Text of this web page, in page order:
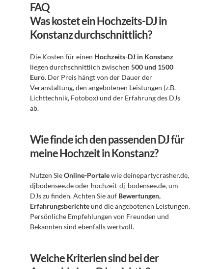
FAQ
Was kostet ein Hochzeits-DJ in
Konstanz durchschnittlich?
Die Kosten für einen Hochzeits-DJ in Konstanz
liegen durchschnittlich zwischen 500 und 1500
Euro. Der Preis hängt von der Dauer der
Veranstaltung, den angebotenen Leistungen (z.B.
Lichttechnik, Fotobox) und der Erfahrung des DJs
ab.
Wie finde ich den passenden DJ für
meine Hochzeit in Konstanz?
Nutzen Sie Online-Portale wie deinepartycrasher.de,
djbodensee.de oder hochzeit-dj-bodensee.de, um
DJs zu finden. Achten Sie auf Bewertungen,
Erfahrungsberichte und die angebotenen Leistungen.
Persönliche Empfehlungen von Freunden und
Bekannten sind ebenfalls wertvoll.
Welche Kriterien sind bei der